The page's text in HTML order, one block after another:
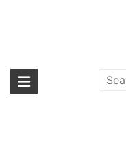
海外輸入ブ
海外事業部が取り揃えてい
ランド」をはじめ「ユニー
Protective